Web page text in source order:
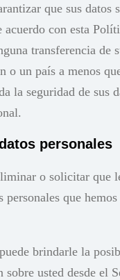
que sus datos
acuerdo con esta
transferencia de
o un país a menos
la seguridad de sus
personales
o solicitar que
que
brindarle la
usted desde el